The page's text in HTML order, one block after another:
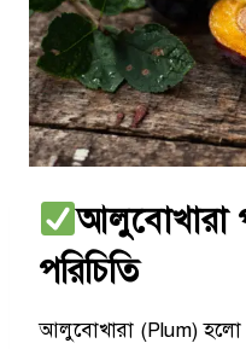
আলুবোখারা
পরিচিতি
আলুবোখারা (Plum) হলো